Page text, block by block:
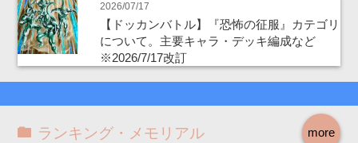
2026/07/17
【ドッカンバトル】『恐怖の征服』カテゴリ
について。主要キャラ・デッキ編成など
※2026/7/17改訂
more
ランキング・メモリアル